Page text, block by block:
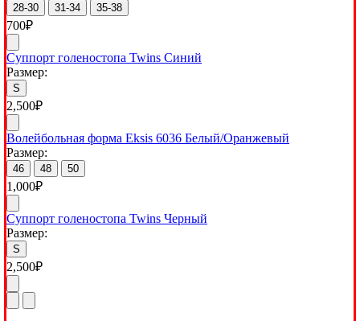
28-30 31-34 35-38
700₽
Суппорт голеностопа Twins Синий
Размер:
S
2,500₽
Волейбольная форма Eksis 6036 Белый/Оранжевый
Размер:
46 48 50
1,000₽
Суппорт голеностопа Twins Черный
Размер:
S
2,500₽